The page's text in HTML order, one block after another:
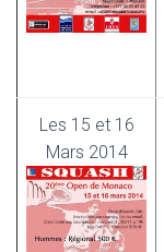
Les 15 et 16
Mars 2014